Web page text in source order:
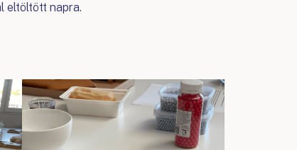
eltöltött napra.